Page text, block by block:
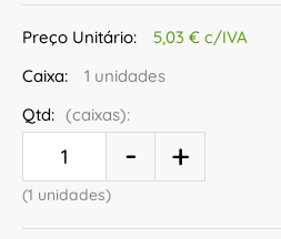
Preço Unitário:
5,03 € c/IVA
Caixa:
1 unidades
Qtd: (caixas):
(1 unidades)